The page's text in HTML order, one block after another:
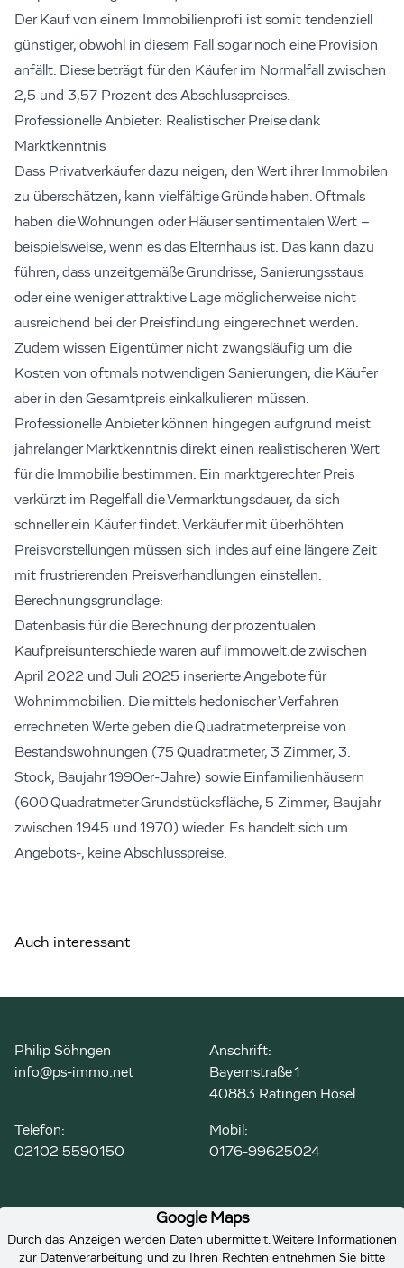
Der Kauf von einem Immobilienprofi ist somit tendenziell
günstiger, obwohl in diesem Fall sogar noch eine Provision
anfällt. Diese beträgt für den Käufer im Normalfall zwischen
2,5 und 3,57 Prozent des Abschlusspreises.
Professionelle Anbieter: Realistischer Preise dank
Marktkenntnis
Dass Privatverkäufer dazu neigen, den Wert ihrer Immobilen
zu überschätzen, kann vielfältige Gründe haben. Oftmals
haben die Wohnungen oder Häuser sentimentalen Wert –
beispielsweise, wenn es das Elternhaus ist. Das kann dazu
führen, dass unzeitgemäße Grundrisse, Sanierungsstaus
oder eine weniger attraktive Lage möglicherweise nicht
ausreichend bei der Preisfindung eingerechnet werden.
Zudem wissen Eigentümer nicht zwangsläufig um die
Kosten von oftmals notwendigen Sanierungen, die Käufer
aber in den Gesamtpreis einkalkulieren müssen.
Professionelle Anbieter können hingegen aufgrund meist
jahrelanger Marktkenntnis direkt einen realistischeren Wert
für die Immobilie bestimmen. Ein marktgerechter Preis
verkürzt im Regelfall die Vermarktungsdauer, da sich
schneller ein Käufer findet. Verkäufer mit überhöhten
Preisvorstellungen müssen sich indes auf eine längere Zeit
mit frustrierenden Preisverhandlungen einstellen.
Berechnungsgrundlage:
Datenbasis für die Berechnung der prozentualen
Kaufpreisunterschiede waren auf immowelt.de zwischen
April 2022 und Juli 2025 inserierte Angebote für
Wohnimmobilien. Die mittels hedonischer Verfahren
errechneten Werte geben die Quadratmeterpreise von
Bestandswohnungen (75 Quadratmeter, 3 Zimmer, 3.
Stock, Baujahr 1990er-Jahre) sowie Einfamilienhäusern
(600 Quadratmeter Grundstücksfläche, 5 Zimmer, Baujahr
zwischen 1945 und 1970) wieder. Es handelt sich um
Angebots-, keine Abschlusspreise.
Auch interessant
Philip Söhngen
info@ps-immo.net
Anschrift:
Bayernstraße 1
40883 Ratingen Hösel
Telefon:
02102 5590150
Mobil:
0176-99625024